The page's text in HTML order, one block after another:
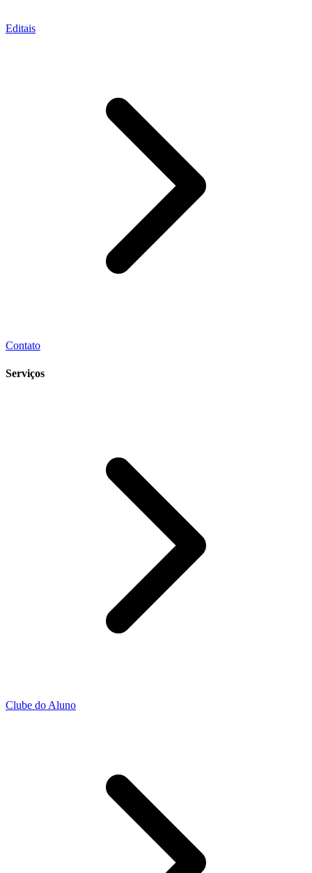
Editais
Contato
Serviços
Clube do Aluno